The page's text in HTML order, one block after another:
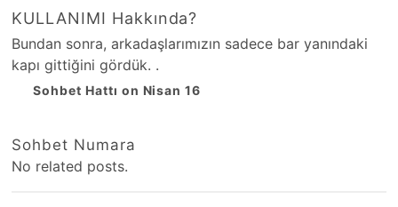
KULLANIMI Hakkında?
Bundan sonra, arkadaşlarımızın sadece bar yanındaki
kapı gittiğini gördük. .
Sohbet Hattı on Nisan 16
Sohbet Numara
No related posts.